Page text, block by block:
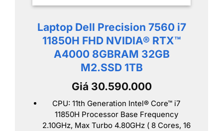
Laptop Dell Precision 7560 i7
11850H FHD NVIDIA® RTX™
A4000 8GBRAM 32GB
M2.SSD 1TB
Giá 30.590.000
CPU: 11th Generation Intel® Core™ i7
11850H Processor Base Frequency
2.10GHz, Max Turbo 4.80GHz ( 8 Cores, 16